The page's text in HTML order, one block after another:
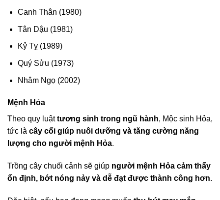
Canh Thân (1980)
Tân Dậu (1981)
Kỷ Tỵ (1989)
Quý Sửu (1973)
Nhâm Ngọ (2002)
Mệnh Hỏa
Theo quy luậttương sinh trong ngũ hành, Mộc sinh Hỏa,
tức là cây cối giúp nuôi dưỡng và tăng cường năng
lượng cho người mệnh Hỏa.
Trồng cây chuối cảnh sẽ giúp người mệnh Hỏa cảm thấy
ổn định, bớt nóng nảy và dễ đạt được thành công hơn.